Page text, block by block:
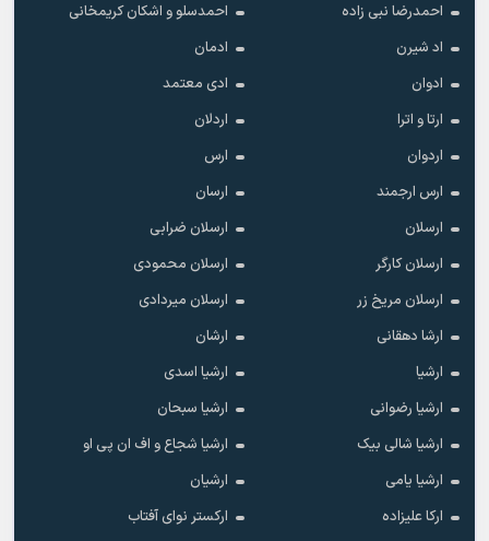
احمدرضا نبی زاده
احمدسلو و اشکان کریمخانی
اد شیرن
ادمان
ادوان
ادی معتمد
ارتا و اترا
اردلان
اردوان
ارس
ارس ارجمند
ارسان
ارسلان
ارسلان ضرابی
ارسلان کارگر
ارسلان محمودی
ارسلان مریخ زر
ارسلان میردادی
ارشا دهقانی
ارشان
ارشیا
ارشیا اسدی
ارشیا رضوانی
ارشیا سبحان
ارشیا شالی بیک
ارشیا شجاع و اف ان پی او
ارشیا یامی
ارشیان
ارکا علیزاده
ارکستر نوای آفتاب